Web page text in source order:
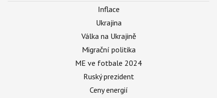
Inflace
Ukrajina
Válka na Ukrajině
Migrační politika
ME ve fotbale 2024
Ruský prezident
Ceny energií